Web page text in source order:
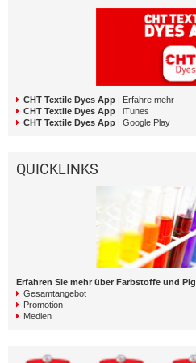
CHT Textile Dyes App | Erfahre mehr
CHT Textile Dyes App | iTunes
CHT Textile Dyes App | Google Play
QUICKLINKS
Erfahren Sie mehr über Farbstoffe und
Gesamtangebot
Promotion
Medien